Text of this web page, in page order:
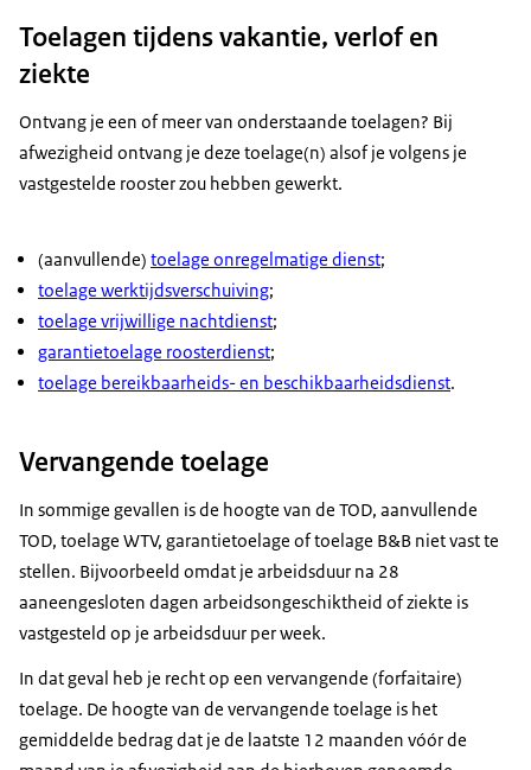
Toelagen tijdens vakantie, verlof en
ziekte
Ontvang je een of meer van onderstaande toelagen? Bij
afwezigheid ontvang je deze toelage(n) alsof je volgens je
vastgestelde rooster zou hebben gewerkt.
(aanvullende) toelage onregelmatige dienst;
toelage werktijdsverschuiving;
toelage vrijwillige nachtdienst;
garantietoelage roosterdienst;
toelage bereikbaarheids- en beschikbaarheidsdienst.
Vervangende toelage
In sommige gevallen is de hoogte van de TOD, aanvullende
TOD, toelage WTV, garantietoelage of toelage B&B niet vast te
stellen. Bijvoorbeeld omdat je arbeidsduur na 28
aaneengesloten dagen arbeidsongeschiktheid of ziekte is
vastgesteld op je arbeidsduur per week.
In dat geval heb je recht op een vervangende (forfaitaire)
toelage. De hoogte van de vervangende toelage is het
gemiddelde bedrag dat je de laatste 12 maanden vóór de